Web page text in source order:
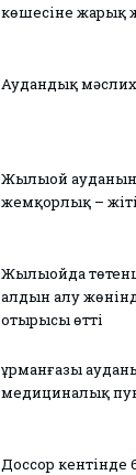
көшесіне жарық
Аудандық
Жылыой
жемқорлық –
Жылыойда
алдын алу
отырысы өтті
Құрманғазы
медициналық
Доссор кентінде